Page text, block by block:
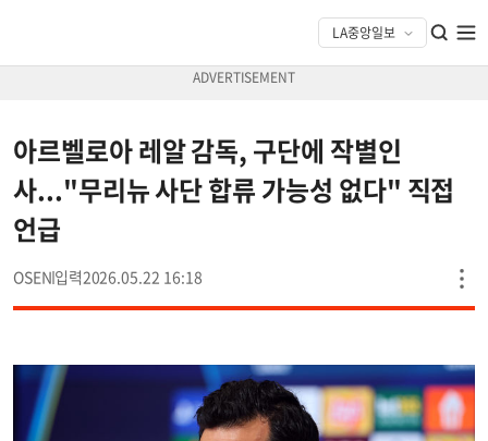
아르벨로아 레알 감독, 구단에 작별인
사..."무리뉴 사단 합류 가능성 없다" 직접
언급
OSEN 2026.05.22 16:18